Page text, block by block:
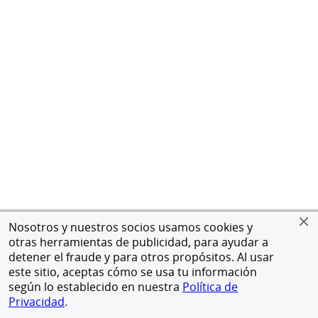
Nosotros y nuestros socios usamos cookies y
otras herramientas de publicidad, para ayudar a
detener el fraude y para otros propósitos. Al usar
este sitio, aceptas cómo se usa tu información
según lo establecido en nuestra Política de
Privacidad.